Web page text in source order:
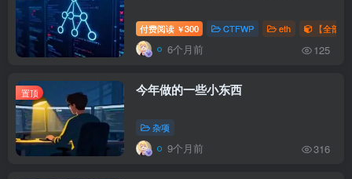
付费阅读 ￥300 CTFWP eth 【全部
6个月前 125
置顶 今年做的一些小东西
杂项
9个月前 316